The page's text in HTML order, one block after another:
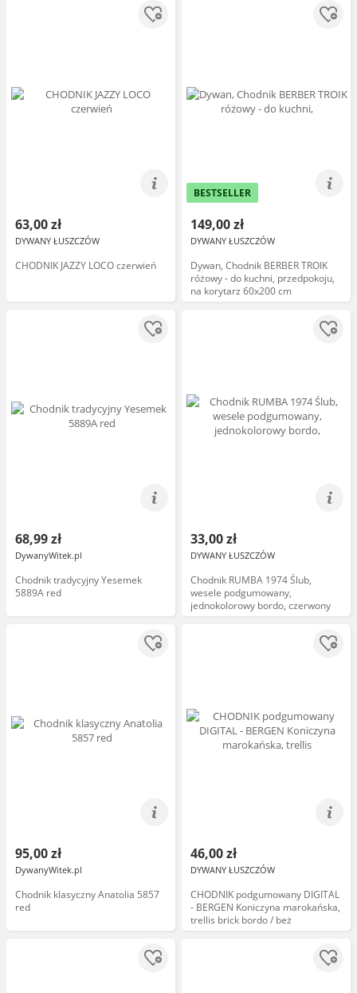
63,00 zł
DYWANY ŁUSZCZÓW
CHODNIK JAZZY LOCO czerwień
BESTSELLER
149,00 zł
DYWANY ŁUSZCZÓW
Dywan, Chodnik BERBER TROIK
różowy - do kuchni, przedpokoju,
na korytarz 60x200 cm
68,99 zł
DywanyWitek.pl
Chodnik tradycyjny Yesemek
5889A red
33,00 zł
DYWANY ŁUSZCZÓW
Chodnik RUMBA 1974 Ślub,
wesele podgumowany,
jednokolorowy bordo, czerwony
95,00 zł
DywanyWitek.pl
Chodnik klasyczny Anatolia 5857
red
46,00 zł
DYWANY ŁUSZCZÓW
CHODNIK podgumowany DIGITAL
- BERGEN Koniczyna marokańska,
trellis brick bordo / beż